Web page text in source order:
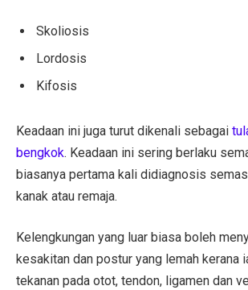
Skoliosis
Lordosis
Kifosis
Keadaan ini juga turut dikenali sebagai
bengkok. Keadaan ini sering berlaku
biasanya pertama kali didiagnosis
kanak atau remaja.
Kelengkungan yang luar biasa boleh
kesakitan dan postur yang lemah kerana
tekanan pada otot, tendon, ligamen dan